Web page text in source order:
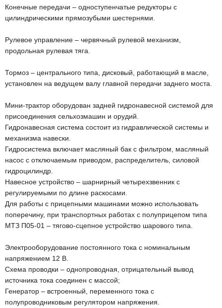
Конечные передачи – одноступенчатые редукторы с
цилиндрическими прямозубыми шестернями.
Рулевое управление – червячный рулевой механизм,
продольная рулевая тяга.
Тормоз – центрального типа, дисковый, работающий в масле,
установлен на ведущем валу главной передачи заднего моста.
Мини-трактор оборудован задней гидронавесной системой для
присоединения сельхозмашин и орудий.
Гидронавесная система состоит из гидравлической системы и
механизма навески.
Гидросистема включает масляный бак с фильтром, масляный
насос с отключаемым приводом, распределитель, силовой
гидроцилиндр.
Навесное устройство – шарнирный четырехзвенник с
регулируемыми по длине раскосами.
Для работы с прицепными машинами можно использовать
поперечину, при транспортных работах с полуприцепом типа
МТЗ П05-01 – тягово-сцепное устройство шарового типа.
Электрооборудование постоянного тока с номинальным
напряжением 12 В.
Схема проводки – однопроводная, отрицательный вывод
источника тока соединен с массой;
Генератор – встроенный, переменного тока с
полупроводниковым регулятором напряжения.